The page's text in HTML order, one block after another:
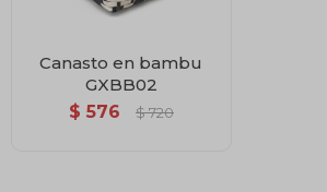
Canasto en bambu
GXBB02
$ 576 $ 720